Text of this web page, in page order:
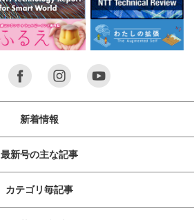
新着情報
最新号の主な記事
カテゴリ毎記事